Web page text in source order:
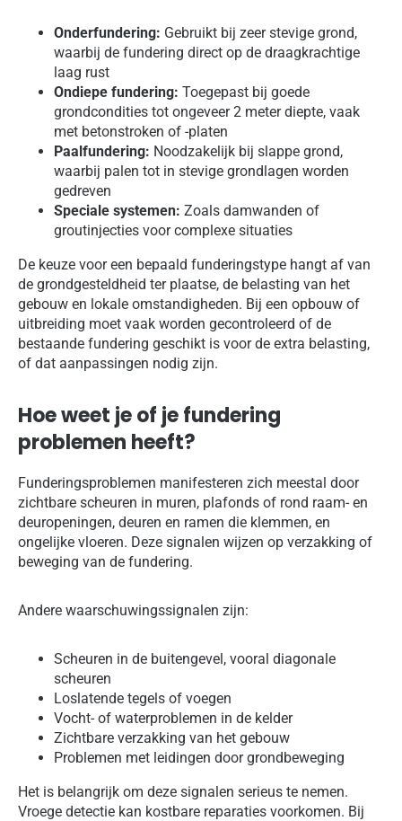
Onderfundering: Gebruikt bij zeer stevige grond,
waarbij de fundering direct op de draagkrachtige
laag rust
Ondiepe fundering: Toegepast bij goede
grondcondities tot ongeveer 2 meter diepte, vaak
met betonstroken of -platen
Paalfundering: Noodzakelijk bij slappe grond,
waarbij palen tot in stevige grondlagen worden
gedreven
Speciale systemen: Zoals damwanden of
groutinjecties voor complexe situaties
De keuze voor een bepaald funderingstype hangt af van
de grondgesteldheid ter plaatse, de belasting van het
gebouw en lokale omstandigheden. Bij een opbouw of
uitbreiding moet vaak worden gecontroleerd of de
bestaande fundering geschikt is voor de extra belasting,
of dat aanpassingen nodig zijn.
Hoe weet je of je fundering
problemen heeft?
Funderingsproblemen manifesteren zich meestal door
zichtbare scheuren in muren, plafonds of rond raam- en
deuropeningen, deuren en ramen die klemmen, en
ongelijke vloeren. Deze signalen wijzen op verzakking of
beweging van de fundering.
Andere waarschuwingssignalen zijn:
Scheuren in de buitengevel, vooral diagonale
scheuren
Loslatende tegels of voegen
Vocht- of waterproblemen in de kelder
Zichtbare verzakking van het gebouw
Problemen met leidingen door grondbeweging
Het is belangrijk om deze signalen serieus te nemen.
Vroege detectie kan kostbare reparaties voorkomen. Bij